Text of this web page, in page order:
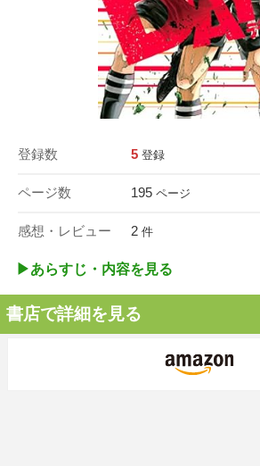
登録数 5 登録
ページ数 195 ページ
感想・レビュー 2 件
▶︎あらすじ・内容を見る
書店で詳細を見る